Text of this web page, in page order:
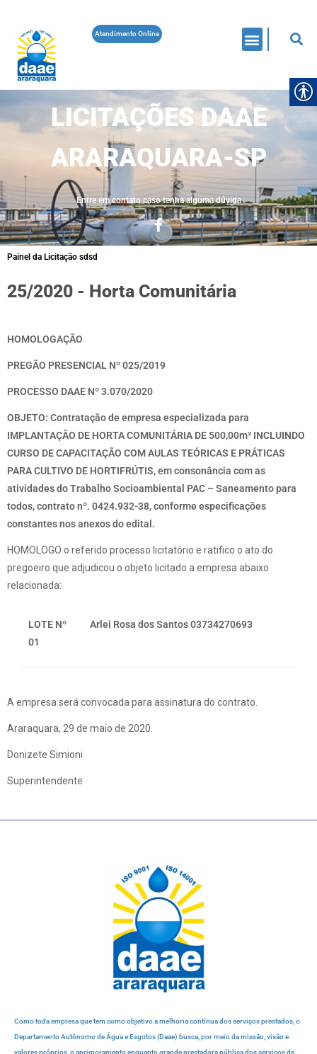
Atendimento Online
LICITAÇÕES DAAE
ARARAQUARA-SP
Entre em contato caso tenha alguma dúvida
Painel da Licitação sdsd
25/2020 - Horta Comunitária
HOMOLOGAÇÃO
PREGÃO PRESENCIAL Nº 025/2019
PROCESSO DAAE Nº 3.070/2020
OBJETO: Contratação de empresa especializada para
IMPLANTAÇÃO DE HORTA COMUNITÁRIA DE 500,00m² INCLUINDO
CURSO DE CAPACITAÇÃO COM AULAS TEÓRICAS E PRÁTICAS
PARA CULTIVO DE HORTIFRÚTIS, em consonância com as
atividades do Trabalho Socioambiental PAC – Saneamento para
todos, contrato nº. 0424.932-38, conforme especificações
constantes nos anexos do edital.
HOMOLOGO o referido processo licitatório e ratifico o ato do
pregoeiro que adjudicou o objeto licitado a empresa abaixo
relacionada:
LOTE Nº
01
Arlei Rosa dos Santos 03734270693
A empresa será convocada para assinatura do contrato.
Araraquara, 29 de maio de 2020.
Donizete Simioni
Superintendente
Como toda empresa que tem como objetivo a melhoria contínua dos serviços prestados, o
Departamento Autônomo de Água e Esgotos (Daae) busca, por meio da missão, visão e
valores próprios, o aprimoramento enquanto grande prestadora pública dos serviços de